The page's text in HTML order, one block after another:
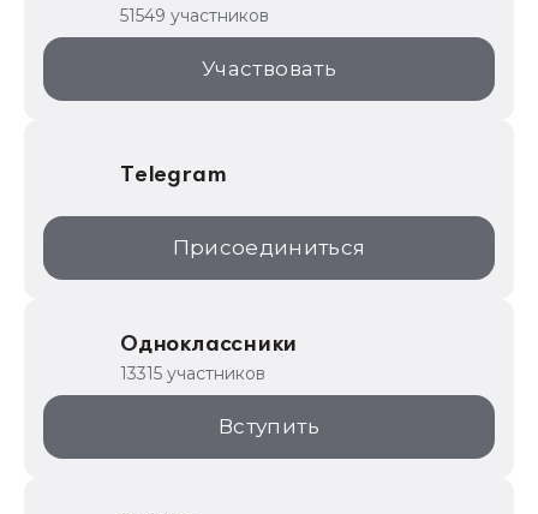
1С:Торговая площадка
51549 участников
Участвовать
Telegram
Присоединиться
Одноклассники
13315 участников
Вступить